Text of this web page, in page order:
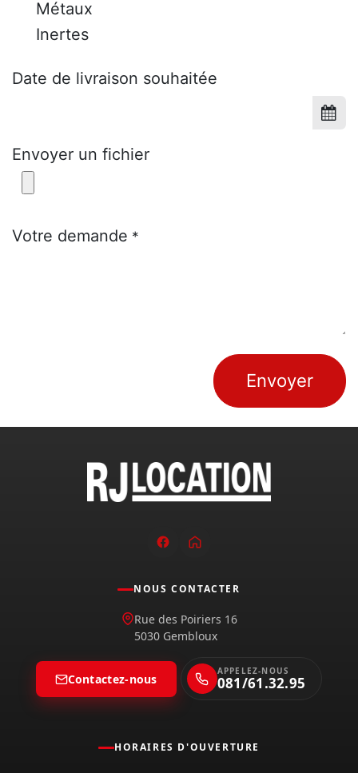
Métaux
Inertes
Date de livraison souhaitée
Envoyer un fichier
Votre demande *
Envoyer
HORAIRES D'OUVERTURE
NOUS CONTACTER
Rue des Poiriers 16
5030 Gembloux
Contactez-nous
APPELEZ-NOUS
081/61.32.95